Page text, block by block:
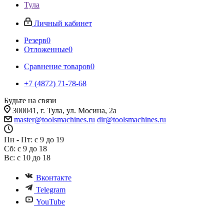
Тула
Личный кабинет
Резерв0
Отложенные0
Сравнение товаров0
+7 (4872) 71-78-68
Будьте на связи
300041, г. Тула, ул. Мосина, 2а
master@toolsmachines.ru dir@toolsmachines.ru
Пн - Пт: с 9 до 19
Сб: с 9 до 18
Вс: с 10 до 18
Вконтакте
Telegram
YouTube